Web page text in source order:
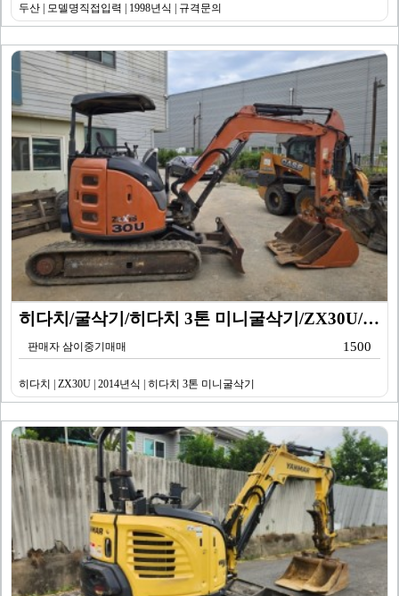
두산 | 모델명직접입력 | 1998년식 | 규격문의
히다치/굴삭기/히다치 3톤 미니굴삭기/ZX30U/201…
판매자 삼이중기매매 1500
히다치 | ZX30U | 2014년식 | 히다치 3톤 미니굴삭기